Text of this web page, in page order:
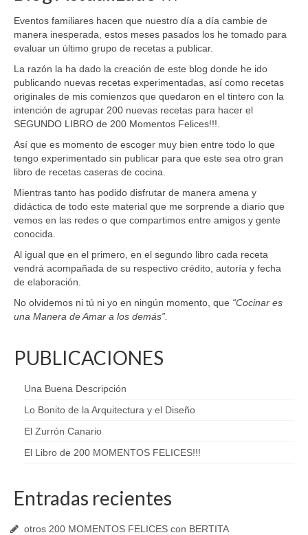
Eventos familiares hacen que nuestro día a día cambie de
manera inesperada, estos meses pasados los he tomado para
evaluar un último grupo de recetas a publicar.
La razón la ha dado la creación de este blog donde he ido
publicando nuevas recetas experimentadas, así como recetas
originales de mis comienzos que quedaron en el tintero con la
intención de agrupar 200 nuevas recetas para hacer el
SEGUNDO LIBRO de 200 Momentos Felices!!!.
Así que es momento de escoger muy bien entre todo lo que
tengo experimentado sin publicar para que este sea otro gran
libro de recetas caseras de cocina.
Mientras tanto has podido disfrutar de manera amena y
didáctica de todo este material que me sorprende a diario que
vemos en las redes o que compartimos entre amigos y gente
conocida.
Al igual que en el primero, en el segundo libro cada receta
vendrá acompañada de su respectivo crédito, autoría y fecha
de elaboración.
No olvidemos ni tú ni yo en ningún momento, que “Cocinar es
una Manera de Amar a los demás”.
PUBLICACIONES
Una Buena Descripción
Lo Bonito de la Arquitectura y el Diseño
El Zurrón Canario
El Libro de 200 MOMENTOS FELICES!!!
Entradas recientes
otros 200 MOMENTOS FELICES con BERTITA